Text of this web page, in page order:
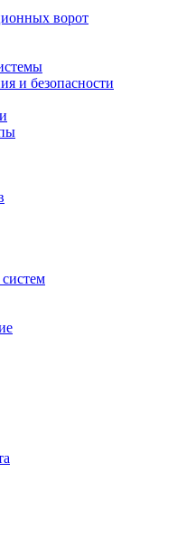
ворот
и безопасности